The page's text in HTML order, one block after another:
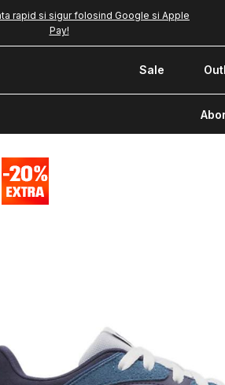
rapid si sigur folosind Google si Apple
Pay!
Sale